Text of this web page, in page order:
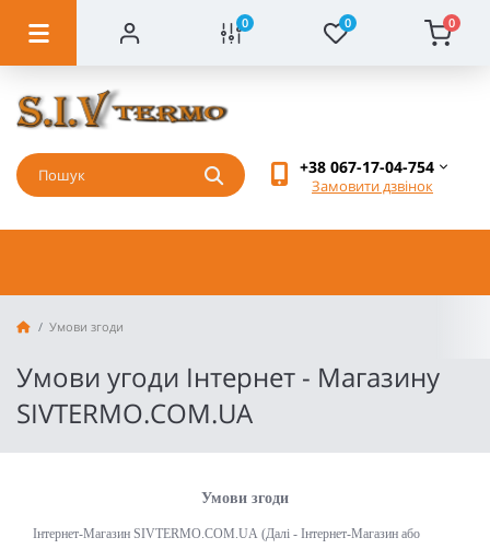
0 0 0
+38 067-17-04-754
Замовити дзвінок
Умови згоди
Умови угоди Інтернет - Магазину
SIVTERMO.COM.UA
Умови згоди
Інтернет-Магазин SIVTERMO.COM.UA (Далі - Інтернет-Магазин або